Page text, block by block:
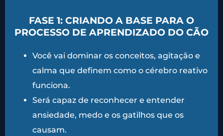
FASE 1: CRIANDO A BASE PARA O
PROCESSO DE APRENDIZADO DO CÃO
Você vai dominar os conceitos, agitação e
calma que definem como o cérebro reativo
funciona.
Será capaz de reconhecer e entender
ansiedade, medo e os gatilhos que os
causam.